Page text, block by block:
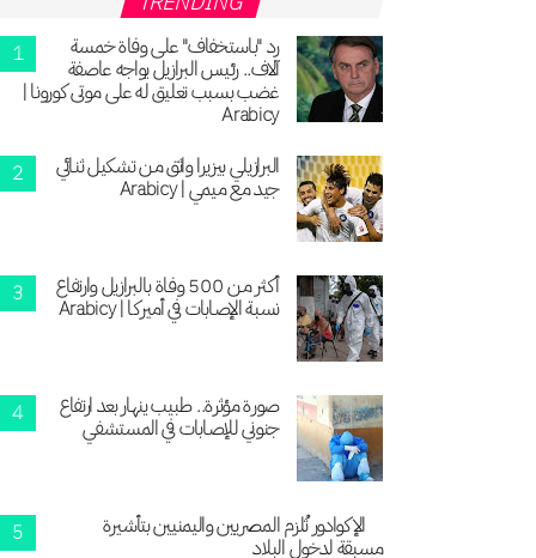
رد "باستخفاف" على وفاة خمسة
آلاف.. رئيس البرازيل يواجه عاصفة
غضب بسبب تعليق له على موتى كورونا |
Arabicy
البرازيلي بيزيرا واثق من تشكيل ثنائي
جيد مع ميمي | Arabicy
أكثر من 500 وفاة بالبرازيل وارتفاع
نسبة الإصابات في أميركا | Arabicy
صورة مؤثرة.. طبيب ينهار بعد ارتفاع
جنوني للإصابات في المستشفي
الإكوادور تُلزم المصريين واليمنيين بتأشيرة
مسبقة لدخول البلاد